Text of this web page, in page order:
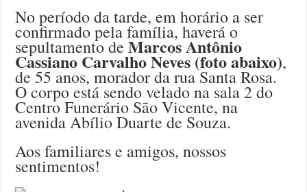
No período da tarde, em horário a ser
confirmado pela família, haverá o
sepultamento deMarcos Antônio
Cassiano Carvalho Neves (foto abaixo),
de 55 anos, morador da rua Santa Rosa.
O corpo está sendo velado na sala 2 do
Centro Funerário São Vicente, na
avenida Abílio Duarte de Souza.
Aos familiares e amigos, nossos
sentimentos!